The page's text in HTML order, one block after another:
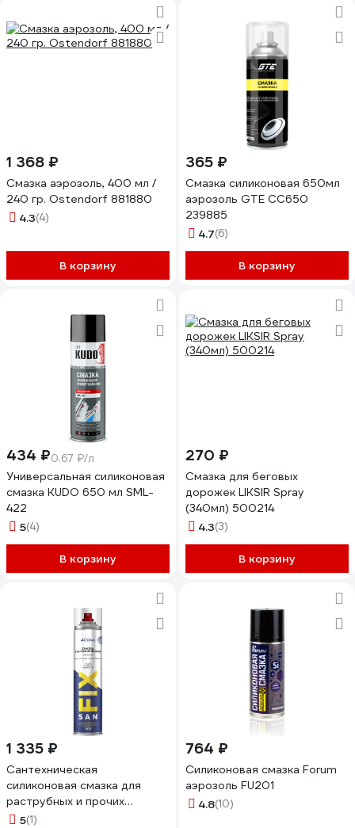
1 368 ₽
Смазка аэрозоль, 400 мл /
240 гр. Ostendorf 881880
4.3(4)
В корзину
365 ₽
Смазка силиконовая 650мл
аэрозоль GTE CC650
239885
4.7(6)
В корзину
434 ₽0.67 ₽/л
Универсальная силиконовая
смазка KUDO 650 мл SML-
422
5(4)
В корзину
270 ₽
Смазка для беговых
дорожек LIKSIR Spray
(340мл) 500214
4.3(3)
В корзину
1 335 ₽
Cантехническая
силиконовая смазка для
раструбных и прочих
соединений Sanfix 400 мл,
5(1)
764 ₽
Силиконовая смазка Forum
аэрозоль FU201
4.8(10)